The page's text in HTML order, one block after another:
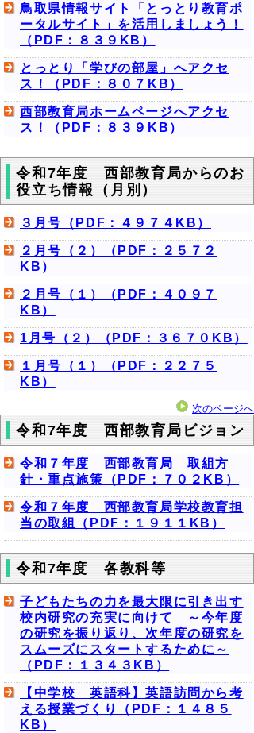
鳥取県情報サイト「とっとり教育ポ
ータルサイト」を活用しましょう！
（PDF：８３９KB）
とっとり「学びの部屋」へアクセ
ス！（PDF：８０７KB）
西部教育局ホームページへアクセ
ス！（PDF：８３９KB）
令和7年度 西部教育局からのお
役立ち情報（月別）
３月号（PDF：４９７４KB）
２月号（２）（PDF：２５７２
KB）
２月号（１）（PDF：４０９７
KB）
1月号（２）（PDF：３６７０KB）
１月号（１）（PDF：２２７５
KB）
次のページへ
令和7年度 西部教育局ビジョン
令和７年度 西部教育局 取組方
針・重点施策（PDF：７０２KB）
令和７年度 西部教育局学校教育担
当の取組（PDF：１９１１KB）
令和7年度 各教科等
子どもたちの力を最大限に引き出す
校内研究の充実に向けて ～今年度
の研究を振り返り、次年度の研究を
スムーズにスタートするために～
（PDF：１３４３KB）
【中学校 英語科】英語訪問から考
える授業づくり（PDF：１４８５
KB）